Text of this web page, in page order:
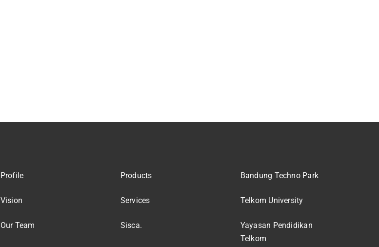
Profile
Vision
Our Team
Products
Services
Sisca.
Bandung Techno Park
Telkom University
Yayasan Pendidikan
Telkom